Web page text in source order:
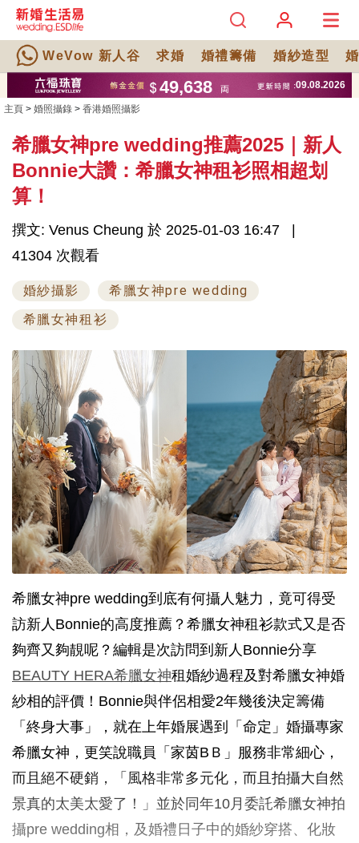
WeVow 新人谷 求婚 婚禮籌備 婚紗造型
主頁 > 婚照攝錄 > 香港婚照攝影
希臘女神pre wedding推薦2025｜新人
Bonnie大讚：希臘女神租衫照相超划
算！
撰文: Venus Cheung 於 2025-01-03 16:47
41304 次觀看
婚紗攝影
希臘女神pre wedding
希臘女神租衫
希臘女神pre wedding到底有何攝人魅力，竟可得受
訪新人Bonnie的高度推薦？希臘女神租衫款式又是否
夠齊又夠靚呢？編輯是次訪問到新人Bonnie分享
BEAUTY HERA希臘女神租婚紗過程及對希臘女神婚
紗相的評價！Bonnie與伴侶相愛2年幾後決定籌備
「終身大事」，就在上年婚展遇到「命定」婚攝專家
希臘女神，更笑說職員「家茵BＢ」服務非常細心，
而且絕不硬銷，「風格非常多元化，而且拍攝大自然
景真的太美太愛了！」並於同年10月委託希臘女神拍
攝pre wedding相，及婚禮日子中的婚紗穿搭、化妝